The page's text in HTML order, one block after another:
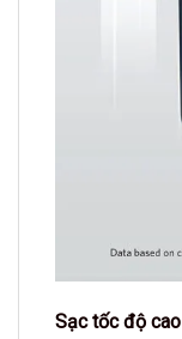
Sạc tốc độ cao